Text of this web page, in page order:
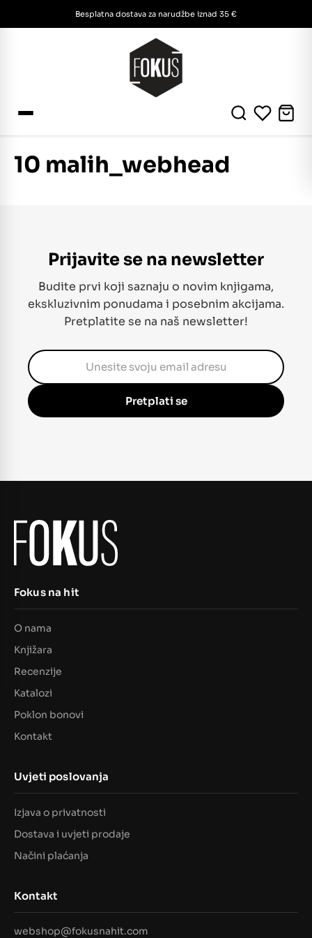
Besplatna dostava za narudžbe iznad 35 €
10 malih_webhead
Prijavite se na newsletter
Budite prvi koji saznaju o novim knjigama,
ekskluzivnim ponudama i posebnim akcijama.
Pretplatite se na naš newsletter!
Pretplati se
Fokus na hit
O nama
Knjižara
Recenzije
Katalozi
Poklon bonovi
Kontakt
Uvjeti poslovanja
Izjava o privatnosti
Dostava i uvjeti prodaje
Načini plaćanja
Kontakt
webshop@fokusnahit.com